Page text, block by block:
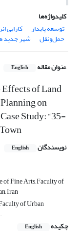
کلیدواژه‌ها
توسعه پایدار
کارایی
حمل‌ونقل شهر جدید
عنوان مقاله English
of Land
on
Study: “35-
نویسندگان English
of Fine Arts, Faculty of
Iran
of Urban
چکیده
English